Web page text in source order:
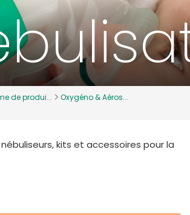
Canada, English
Canada, Français
China
Colombia
Denmark
Mexico
Nederlands
Norway
Russia
de produi...
Oxygéno & Aéros...
kits et accessoires pour la